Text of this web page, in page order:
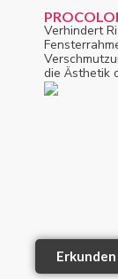
Verhindert
die Ästhetik